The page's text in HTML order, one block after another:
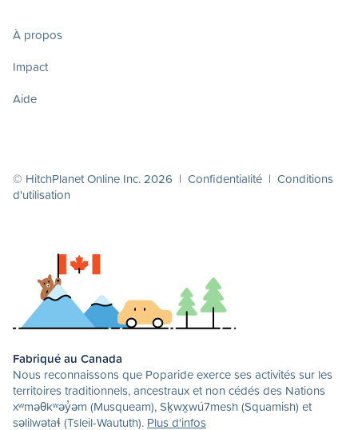
À propos
Impact
Aide
© HitchPlanet Online Inc. 2026 | Confidentialité | Conditions
d'utilisation
Fabriqué au Canada
Nous reconnaissons que Poparide exerce ses activités sur les
territoires traditionnels, ancestraux et non cédés des Nations
xʷməθkʷəy̓əm (Musqueam), Sḵwx̱wú7mesh (Squamish) et
səlilwətaɬ (Tsleil-Waututh). Plus d'infos